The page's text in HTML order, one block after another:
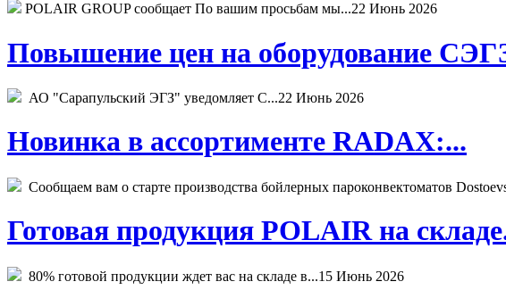
POLAIR GROUP сообщает По вашим просьбам мы...22 Июнь 2026
Повышение цен на оборудование
АО "Сарапульский ЭГЗ" уведомляет С...22 Июнь 2026
Новинка в ассортименте RADAX:...
Сообщаем вам о старте производства бойлерных пароконвектоматов
Готовая продукция POLAIR на
80% готовой продукции ждет вас на складе в...15 Июнь 2026